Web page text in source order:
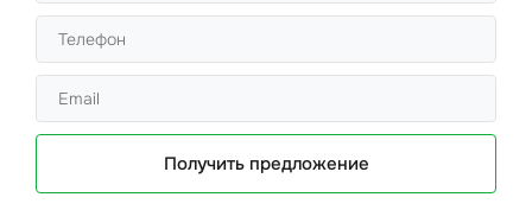
Получить предложение